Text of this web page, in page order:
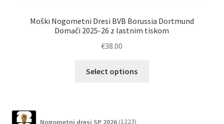
Moški Nogometni Dresi BVB Borussia Dortmund
Domači 2025-26 z lastnim tiskom
€38.00
Select options
Nogometni dresi SP 2026 1223